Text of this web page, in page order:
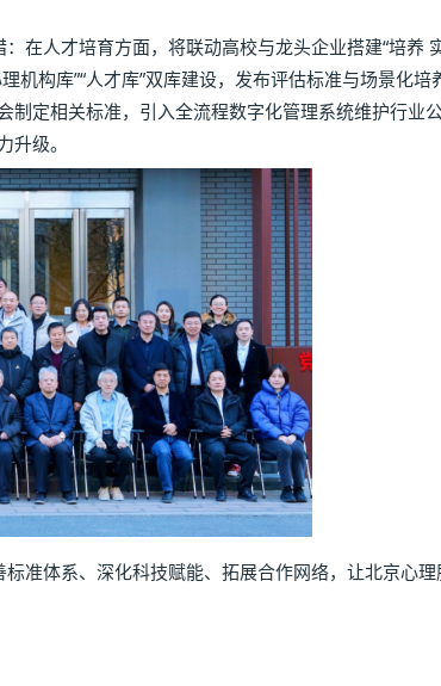
人才培育方面，将联动高校与龙头企业搭建“培养
构库”“人才库”双库建设，发布评估标准与场景化培
定相关标准，引入全流程数字化管理系统维护行业
级。
体系、深化科技赋能、拓展合作网络，让北京心理